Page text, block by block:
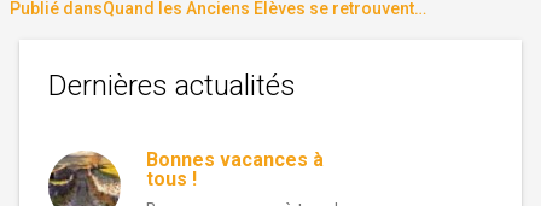
Navigation
de
l’article
Publié dansQuand les Anciens Elèves se retrouvent…
Dernières actualités
Bonnes vacances à
tous !